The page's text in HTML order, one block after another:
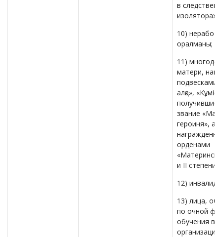
в
изоляторах;
10)
оралманы;
11)
матери,
подвесками
алқа»,
получившие
звание
героиня», а
орденами
и II степени;
12)
13) лица,
по очной
обучения в